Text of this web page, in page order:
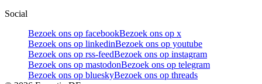
Social
Bezoek ons op facebookBezoek ons op x
Bezoek ons op linkedinBezoek ons op youtube
Bezoek ons op rss-feedBezoek ons op instagram
Bezoek ons op mastodonBezoek ons op telegram
Bezoek ons op blueskyBezoek ons op threads